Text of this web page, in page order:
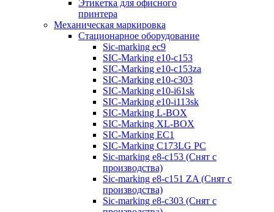
Этикетка для офисного
принтера
Механическая маркировка
Стационарное оборудование
Sic-marking ec9
SIC-Marking e10-c153
SIC-Marking e10-c153za
SIC-Marking e10-c303
SIC-Marking e10-i61sk
SIC-Marking e10-i113sk
SIC-Marking L-BOX
SIC-Marking XL-BOX
SIC-Marking EC1
SIC-Marking C173LG PC
Sic-marking e8-c153 (Снят с
производства)
Sic-marking e8-c151 ZA (Снят с
производства)
Sic-marking e8-c303 (Снят с